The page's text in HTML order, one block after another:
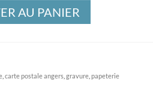
AU PANIER
carte postale angers gravure papeterie